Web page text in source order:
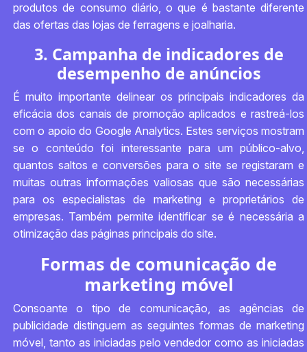
produtos de consumo diário, o que é bastante diferente
das ofertas das lojas de ferragens e joalharia.
3. Campanha de indicadores de
desempenho de anúncios
É muito importante delinear os principais indicadores da
eficácia dos canais de promoção aplicados e rastreá-los
com o apoio do Google Analytics. Estes serviços mostram
se o conteúdo foi interessante para um público-alvo,
quantos saltos e conversões para o site se registaram e
muitas outras informações valiosas que são necessárias
para os especialistas de marketing e proprietários de
empresas. Também permite identificar se é necessária a
otimização das páginas principais do site.
Formas de comunicação de
marketing móvel
Consoante o tipo de comunicação, as agências de
publicidade distinguem as seguintes formas de marketing
móvel, tanto as iniciadas pelo vendedor como as iniciadas